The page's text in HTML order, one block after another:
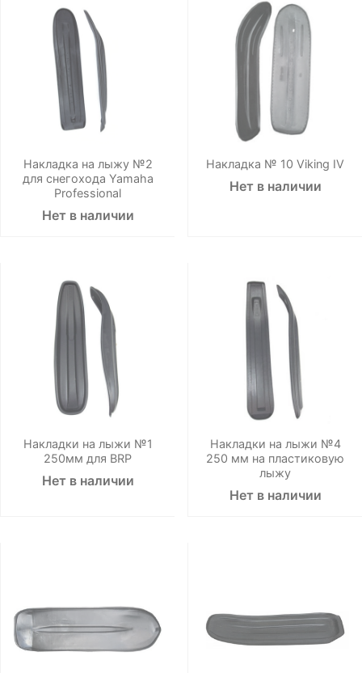
Накладка на лыжу №2
для снегохода Yamaha
Professional
Нет в наличии
Накладка № 10 Viking IV
Нет в наличии
Накладки на лыжи №1
250мм для BRP
Нет в наличии
Накладки на лыжи №4
250 мм на пластиковую
лыжу
Нет в наличии